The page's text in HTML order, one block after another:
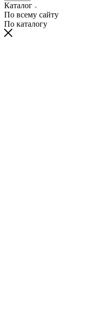
Каталог
По всему сайту
По каталогу